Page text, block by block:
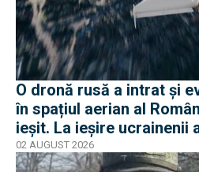
O dronă rusă a intrat și
în spațiul aerian al
ieșit. La ieșire ucrainenii
02 AUGUST 2026